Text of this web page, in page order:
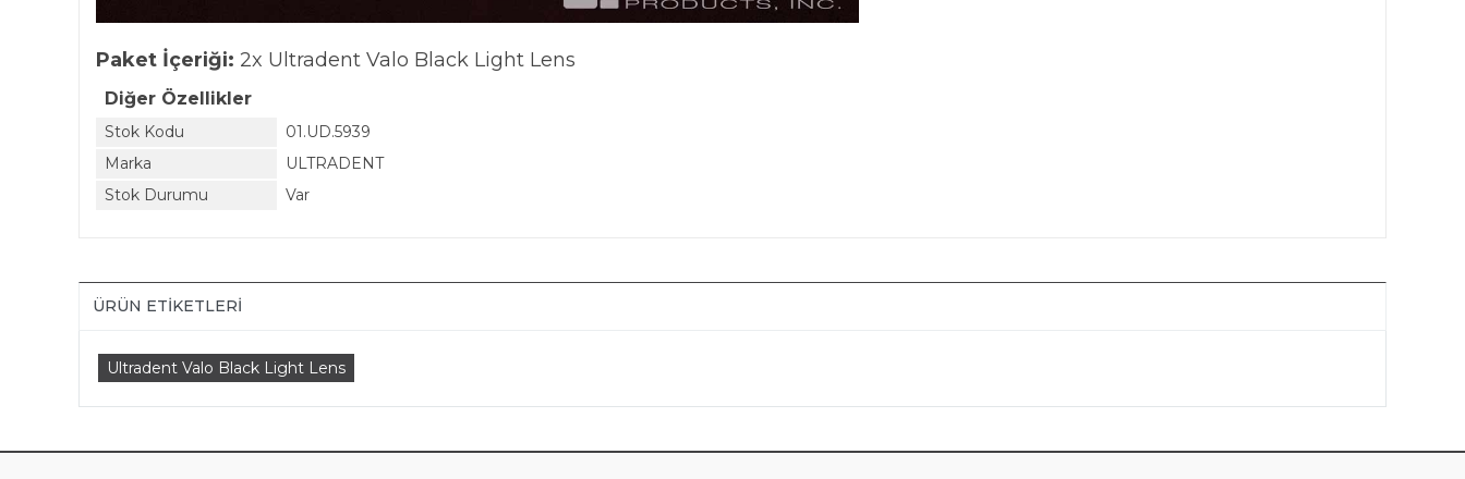
Paket İçeriği: 2x Ultradent Valo Black Light Lens
Diğer Özellikler
Stok Kodu
01.UD.5939
Marka
ULTRADENT
Stok Durumu
Var
ÜRÜN ETIKETLERI
Ultradent Valo Black Light Lens